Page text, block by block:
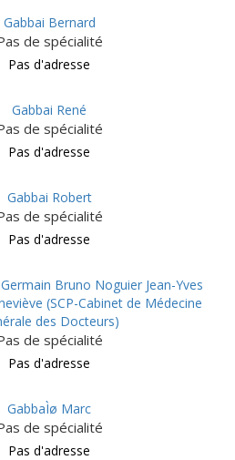
Gabbai Bernard
de spécialité
Pas d'adresse
Gabbai René
de spécialité
Pas d'adresse
Gabbai Robert
de spécialité
Pas d'adresse
Bruno Noguier Jean-Yves
(SCP-Cabinet de Médecine
des Docteurs)
de spécialité
Pas d'adresse
GabbaÌø Marc
de spécialité
Pas d'adresse